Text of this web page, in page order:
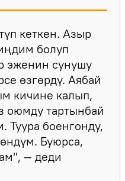
кеткен. Азыр
болуп
эженин сунушу
өзгөрдү. Аябай
кичине калып,
оюмду тартынбай
Туура боенгонду,
Буюрса,
— деди